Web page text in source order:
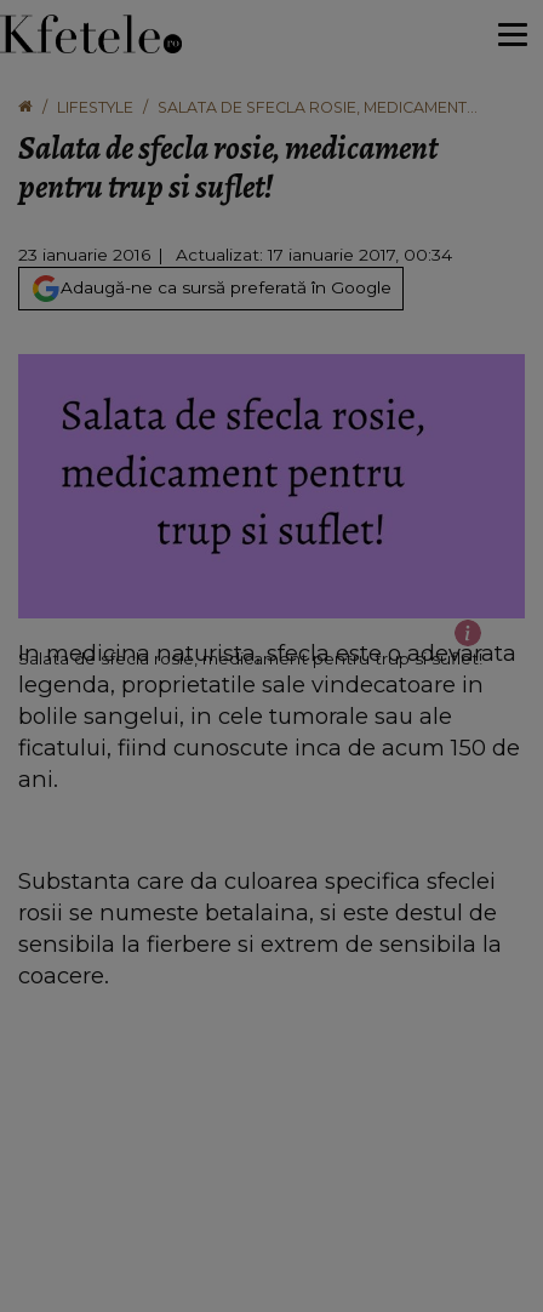
LIFESTYLE
SALATA DE SFECLA ROSIE, MEDICAMENT
Salata de sfecla rosie, medicament
pentru trup si suflet!
23 ianuarie 2016
Actualizat: 17 ianuarie 2017, 00:34
Adaugă-ne ca sursă preferată în Google
Salata de sfecla rosie, medicament pentru trup si suflet!
In medicina naturista, sfecla este o adevarata
legenda, proprietatile sale vindecatoare in
bolile sangelui, in cele tumorale sau ale
ficatului, fiind cunoscute inca de acum 150 de
ani.
Substanta care da culoarea specifica sfeclei
rosii se numeste betalaina, si este destul de
sensibila la fierbere si extrem de sensibila la
coacere.